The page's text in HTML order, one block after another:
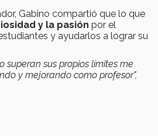
Gabino compartió que lo que
y la pasión por el
y ayudarlos a lograr su
superan sus propios límites me
y mejorando como profesor",